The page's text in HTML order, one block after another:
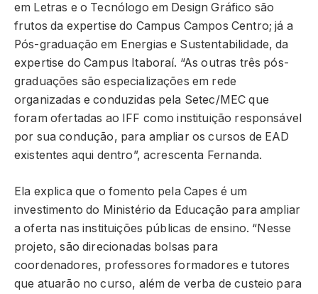
em Letras e o Tecnólogo em Design Gráfico são
frutos da expertise do Campus Campos Centro; já a
Pós-graduação em Energias e Sustentabilidade, da
expertise do Campus Itaboraí. “As outras três pós-
graduações são especializações em rede
organizadas e conduzidas pela Setec/MEC que
foram ofertadas ao IFF como instituição responsável
por sua condução, para ampliar os cursos de EAD
existentes aqui dentro”, acrescenta Fernanda.
Ela explica que o fomento pela Capes é um
investimento do Ministério da Educação para ampliar
a oferta nas instituições públicas de ensino. “Nesse
projeto, são direcionadas bolsas para
coordenadores, professores formadores e tutores
que atuarão no curso, além de verba de custeio para